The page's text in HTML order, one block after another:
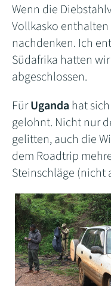
Wenn die
Vollkasko
nachdenken. Ich
Südafrika hatten
abgeschlossen.
FürUganda hat
gelohnt. Nicht nur
gelitten, auch die
dem Roadtrip
Steinschläge (nicht